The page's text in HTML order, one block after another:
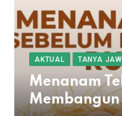
AKTUAL TANYA
Menanam
Membangun